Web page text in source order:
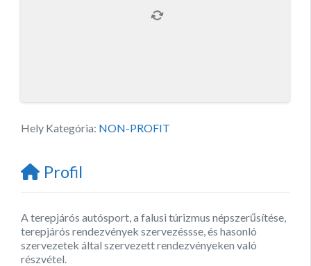
Hely Kategória: NON-PROFIT
Profil
A terepjárós autósport, a falusi túrizmus népszerűsítése,
terepjárós rendezvények szervezéssse, és hasonló
szervezetek által szervezett rendezvényeken való
részvétel.